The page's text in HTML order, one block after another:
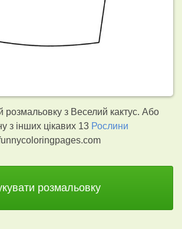
з Веселий кактус. Або
з інших цікавих 13 Рослини
розмальовку